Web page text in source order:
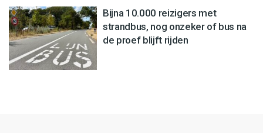
Bijna 10.000 reizigers met
strandbus, nog onzeker of bus na
de proef blijft rijden